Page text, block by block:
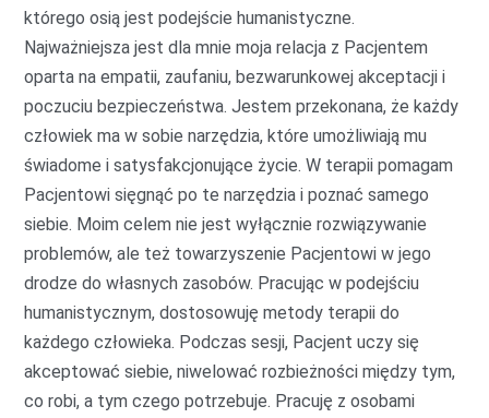
którego osią jest podejście humanistyczne.
Najważniejsza jest dla mnie moja relacja z Pacjentem
oparta na empatii, zaufaniu, bezwarunkowej akceptacji i
poczuciu bezpieczeństwa. Jestem przekonana, że każdy
człowiek ma w sobie narzędzia, które umożliwiają mu
świadome i satysfakcjonujące życie. W terapii pomagam
Pacjentowi sięgnąć po te narzędzia i poznać samego
siebie. Moim celem nie jest wyłącznie rozwiązywanie
problemów, ale też towarzyszenie Pacjentowi w jego
drodze do własnych zasobów. Pracując w podejściu
humanistycznym, dostosowuję metody terapii do
każdego człowieka. Podczas sesji, Pacjent uczy się
akceptować siebie, niwelować rozbieżności między tym,
co robi, a tym czego potrzebuje. Pracuję z osobami